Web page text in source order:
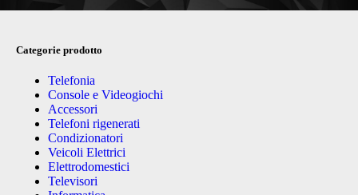
Categorie prodotto
Telefonia
Console e Videogiochi
Accessori
Telefoni rigenerati
Condizionatori
Veicoli Elettrici
Elettrodomestici
Televisori